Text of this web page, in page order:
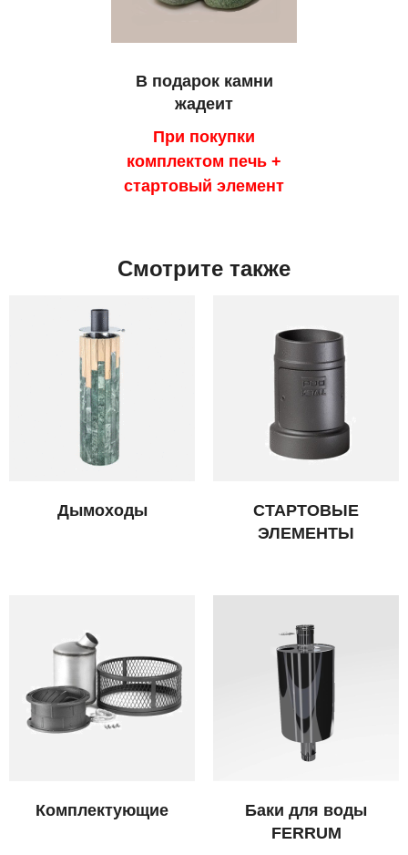
В подарок камни
жадеит
При покупки
комплектом печь +
стартовый элемент
Смотрите также
Дымоходы
СТАРТОВЫЕ
ЭЛЕМЕНТЫ
Комплектующие
Баки для воды
FERRUM